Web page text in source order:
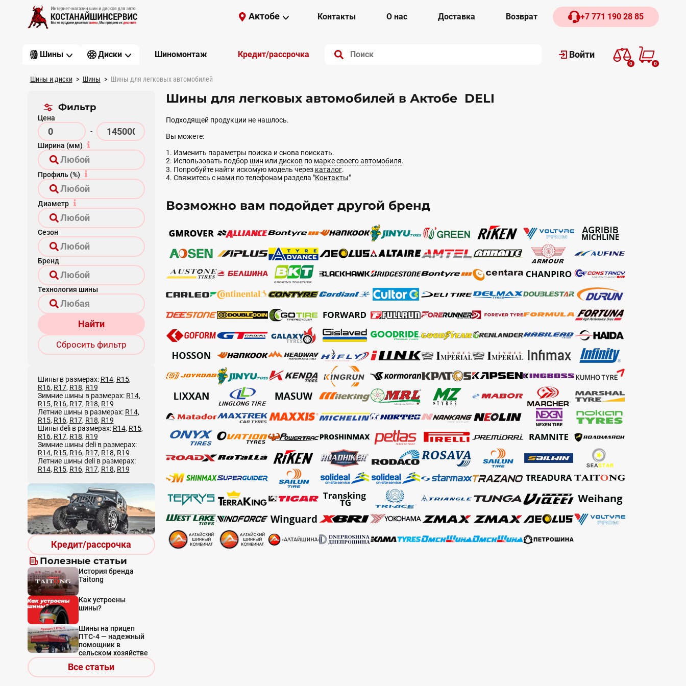
Актобе Контакты О нас Доставка Возврат +7 771 190 28 85
Шины Диски Шиномонтаж Кредит/рассрочка Войти
0 0
Шины и диски Шины Шины для легковых автомобилей
Фильтр
Цена
-
Ширина (мм)
Профиль (%)
Диаметр
Сезон
Бренд
Технология шины
Найти
Сбросить фильтр
Шины в размерах: R14, R15,
R16, R17, R18, R19
Зимние шины в размерах: R14,
R15, R16, R17, R18, R19
Летние шины в размерах: R14,
R15, R16, R17, R18, R19
Шины deli в размерах: R14, R15,
R16, R17, R18, R19
Зимние шины deli в размерах:
R14, R15, R16, R17, R18, R19
Летние шины deli в размерах:
R14, R15, R16, R17, R18, R19
Кредит/рассрочка
Полезные статьи
История бренда
Taitong
Как устроены
шины?
Шины на прицеп
ПТС-4 — надежный
помощник в
сельском хозяйстве
Все статьи
Шины для легковых автомобилей в Актобе DELI
Подходящей продукции не нашлось.
Вы можете:
1. Изменить параметры поиска и снова поискать.
2. Использовать подбор шин или дисковпо марке своего автомобиля.
3. Попробуйте найти искомую модель через каталог.
4. Свяжитесь с нами по телефонам раздела "Контакты"
Возможно вам подойдет другой бренд